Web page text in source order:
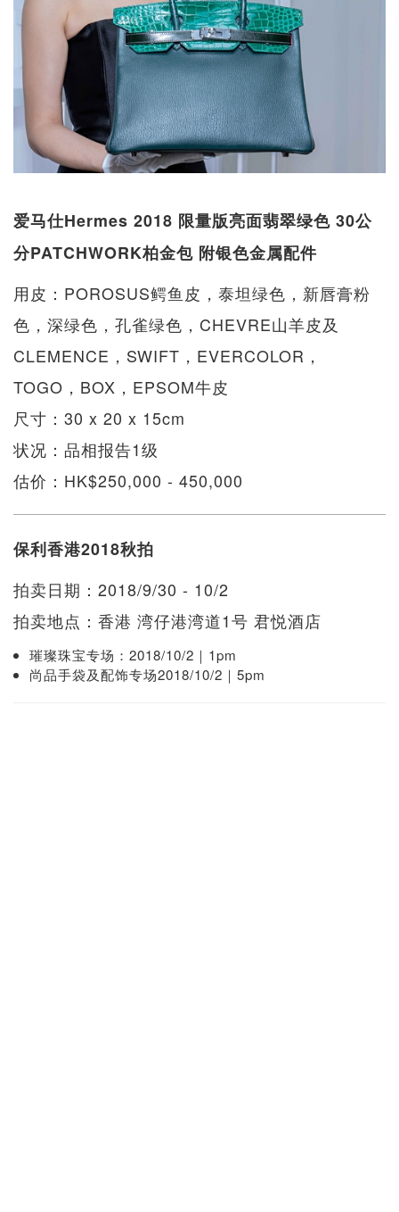
爱马仕Hermes 2018 限量版亮面翡翠绿色 30公
分PATCHWORK柏金包 附银色金属配件
用皮：POROSUS鳄鱼皮，泰坦绿色，新唇膏粉
色，深绿色，孔雀绿色，CHEVRE山羊皮及
CLEMENCE，SWIFT，EVERCOLOR，
TOGO，BOX，EPSOM牛皮
尺寸：30 x 20 x 15cm
状况：品相报告1级
估价：HK$250,000 - 450,000
保利香港2018秋拍
拍卖日期：2018/9/30 - 10/2
拍卖地点：香港 湾仔港湾道1号 君悦酒店
璀璨珠宝专场：2018/10/2｜1pm
尚品手袋及配饰专场2018/10/2｜5pm